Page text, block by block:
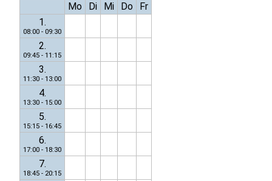
Mo Di Mi Do
Fr
1.
08:00 - 09:30
2.
09:45 - 11:15
3.
11:30 - 13:00
4.
13:30 - 15:00
5.
15:15 - 16:45
6.
17:00 - 18:30
7.
18:45 - 20:15